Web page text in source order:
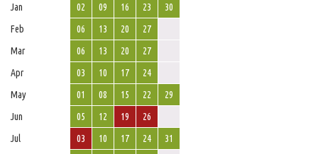
Jan
02 09 16 23
30
Feb
06 13 20
27
Mar
06 13 20
27
Apr
03 10 17
24
May
01 08 15 22
29
Jun
05 12 19
26
Jul
03 10 17 24
31